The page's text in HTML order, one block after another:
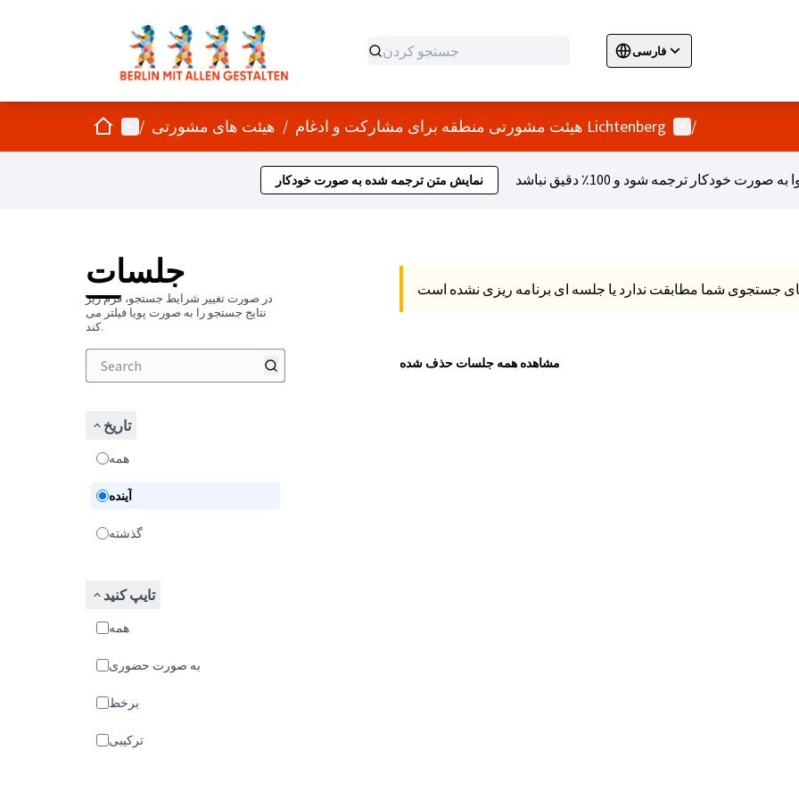
فارسی
Sprache wählen
صفحه اصلی
منوی اصلی
/ هیئت های مشورتی / هیئت مشورتی منطقه برای مشارکت و ادغام Lichtenberg منو کاربر
/
نمایش متن ترجمه شده به صورت خودکار
جلسات
در صورت تغییر شرایط جستجو، فرم زیر
نتایج جستجو را به صورت پویا فیلتر می
کند.
تاریخ
همه
آینده
گذشته
تایپ کنید
همه
به صورت حضوری
برخط
ترکیبی
مشاهده همه جلسات حذف شده